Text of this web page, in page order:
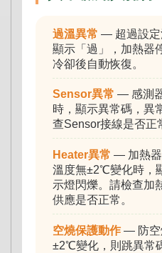
過溫異常 — 超過設
顯示「過」，加熱器
冷卻後自動恢復。
Sensor異常 — 感測
時，顯示異常碼，異
查Sensor接線是否正
Heater異常 — 加熱器
溫度無±2℃變化時，
示燈閃爍。請檢查加
供應是否正常。
空燒保護動作— 防空
±2℃變化，則跳異常